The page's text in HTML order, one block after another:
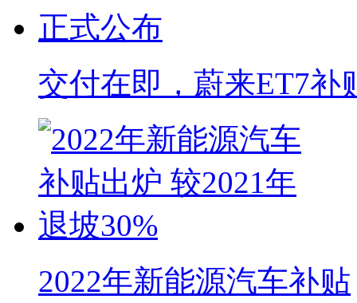
交付在即，蔚来ET7补
2022年新能源汽车补贴